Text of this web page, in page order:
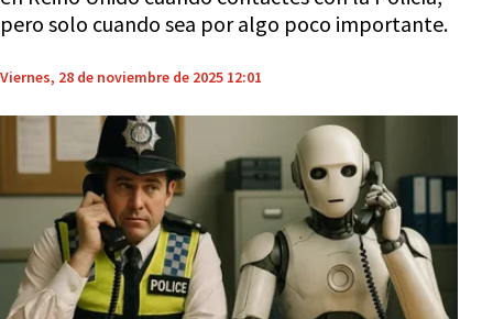
pero solo cuando sea por algo poco importante.
Viernes, 28 de noviembre de 2025 12:01